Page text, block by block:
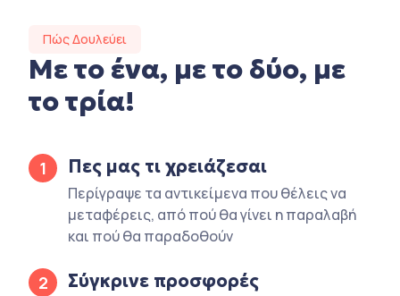
Πώς Δουλεύει
Με το ένα, με το δύο, με
το τρία!
1 Πες μας τι χρειάζεσαι
Περίγραψε τα αντικείμενα που θέλεις να
μεταφέρεις, από πού θα γίνει η παραλαβή
και πού θα παραδοθούν
2 Σύγκρινε προσφορές